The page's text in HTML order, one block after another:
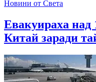
Новини от Света
Евакуираха
Китай заради